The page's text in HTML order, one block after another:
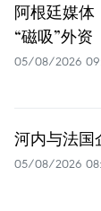
阿根廷媒体
“磁吸”外资
05/08/2026
河内与法国
05/08/2026